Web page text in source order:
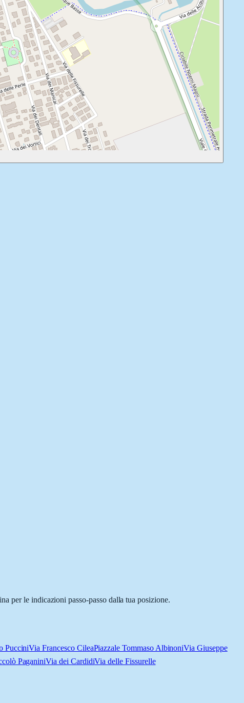
per le indicazioni passo-passo dalla tua posizione.
PucciniVia Francesco CileaPiazzale Tommaso AlbinoniVia Giuseppe
PaganiniVia dei CardidiVia delle Fissurelle